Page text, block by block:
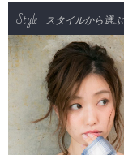
Style スタイルから選ぶ